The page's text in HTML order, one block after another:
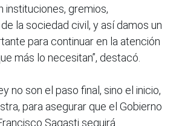
instituciones, gremios,
la sociedad civil, y así damos un
para continuar en la atención
más lo necesitan”, destacó.
no son el paso final, sino el inicio,
para asegurar que el Gobierno
Sagasti seguirá